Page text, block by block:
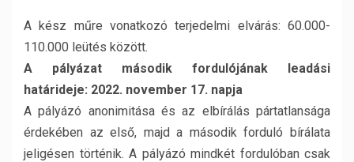
A kész műre vonatkozó terjedelmi elvárás: 60.000-
110.000 leütés között.
A pályázat második fordulójának leadási
határideje: 2022. november 17. napja
A pályázó anonimitása és az elbírálás pártatlansága
érdekében az első, majd a második forduló bírálata
jeligésen történik. A pályázó mindkét fordulóban csak